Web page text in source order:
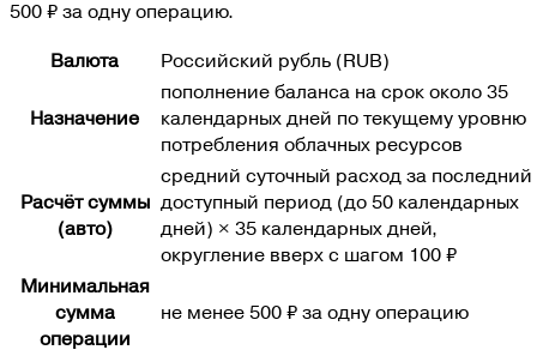
500 ₽ за одну операцию.
Валюта
Российский рубль (RUB)
Назначение
пополнение баланса на срок около 35
календарных дней по текущему уровню
потребления облачных ресурсов
Расчёт суммы
(авто)
средний суточный расход за последний
доступный период (до 50 календарных
дней) × 35 календарных дней,
округление вверх с шагом 100 ₽
Минимальная
сумма
операции
не менее 500 ₽ за одну операцию